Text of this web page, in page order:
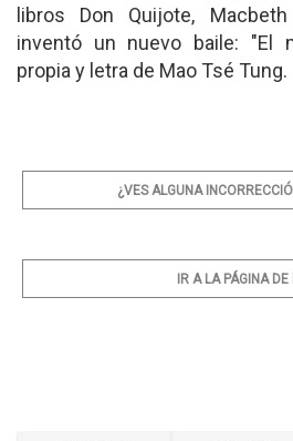
libros Don Quijote,
inventó un nuevo baile: "El
propia y letra de Mao Tsé Tung.
¿VES ALGUNA
IR A LA PÁGINA